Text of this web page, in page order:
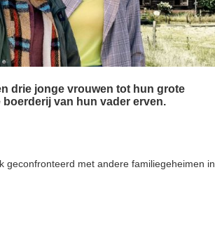
drie jonge vrouwen tot hun grote
van hun vader erven.
geconfronteerd met andere familiegeheimen in